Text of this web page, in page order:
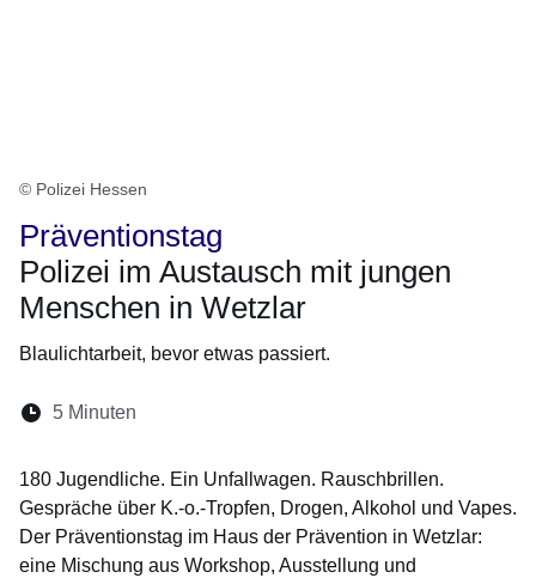
© Polizei Hessen
Präventionstag
Polizei im Austausch mit jungen
Menschen in Wetzlar
Blaulichtarbeit, bevor etwas passiert.
Lesedauer:
5 Minuten
180 Jugendliche. Ein Unfallwagen. Rauschbrillen.
Gespräche über K.-o.-Tropfen, Drogen, Alkohol und Vapes.
Der Präventionstag im Haus der Prävention in Wetzlar:
eine Mischung aus Workshop, Ausstellung und